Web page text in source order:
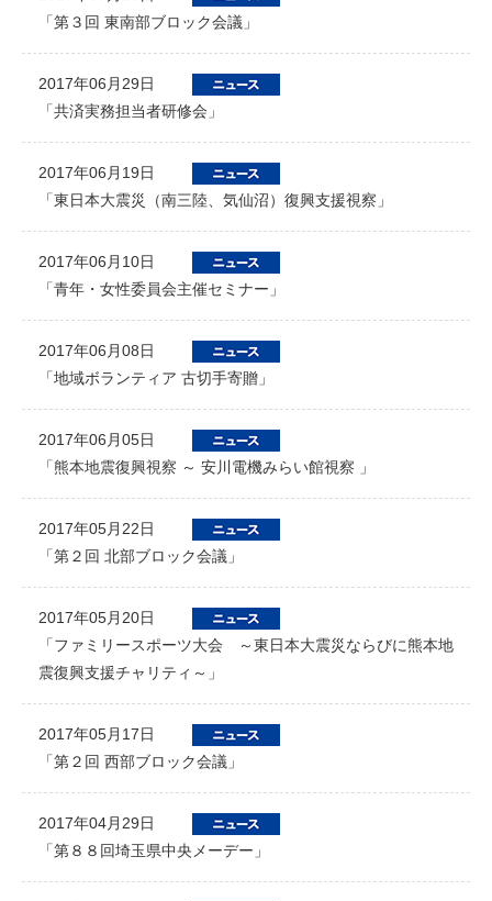
「第３回 東南部ブロック会議」
2017年06月29日
「共済実務担当者研修会」
2017年06月19日
「東日本大震災（南三陸、気仙沼）復興支援視察」
2017年06月10日
「青年・女性委員会主催セミナー」
2017年06月08日
「地域ボランティア 古切手寄贈」
2017年06月05日
「熊本地震復興視察 ～ 安川電機みらい館視察 」
2017年05月22日
「第２回 北部ブロック会議」
2017年05月20日
「ファミリースポーツ大会 ～東日本大震災ならびに熊本地
震復興支援チャリティ～」
2017年05月17日
「第２回 西部ブロック会議」
2017年04月29日
「第８８回埼玉県中央メーデー」